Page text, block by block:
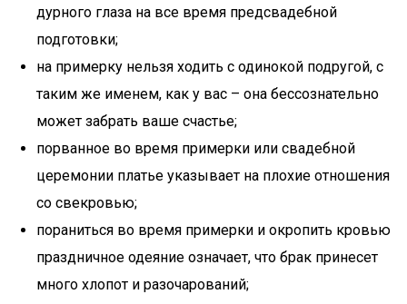
дурного глаза на все время предсвадебной
подготовки;
на примерку нельзя ходить с одинокой подругой, с
таким же именем, как у вас – она бессознательно
может забрать ваше счастье;
порванное во время примерки или свадебной
церемонии платье указывает на плохие отношения
со свекровью;
пораниться во время примерки и окропить кровью
праздничное одеяние означает, что брак принесет
много хлопот и разочарований;